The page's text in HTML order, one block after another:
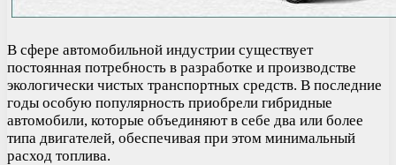
В сфере автомобильной индустрии существует
постоянная потребность в разработке и производстве
экологически чистых транспортных средств. В последние
годы особую популярность приобрели гибридные
автомобили, которые объединяют в себе два или более
типа двигателей, обеспечивая при этом минимальный
расход топлива.